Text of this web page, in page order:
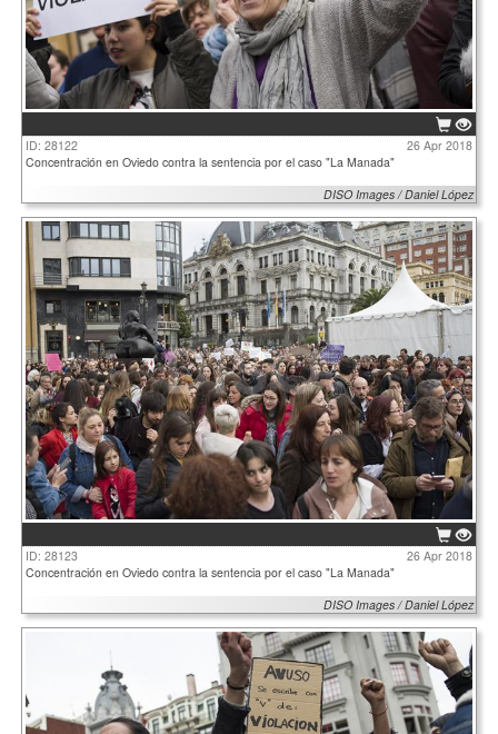
ID: 28122
26 Apr 2018
Concentración en Oviedo contra la sentencia por el caso "La Manada"
DISO Images / Daniel López
ID: 28123
26 Apr 2018
Concentración en Oviedo contra la sentencia por el caso "La Manada"
DISO Images / Daniel López